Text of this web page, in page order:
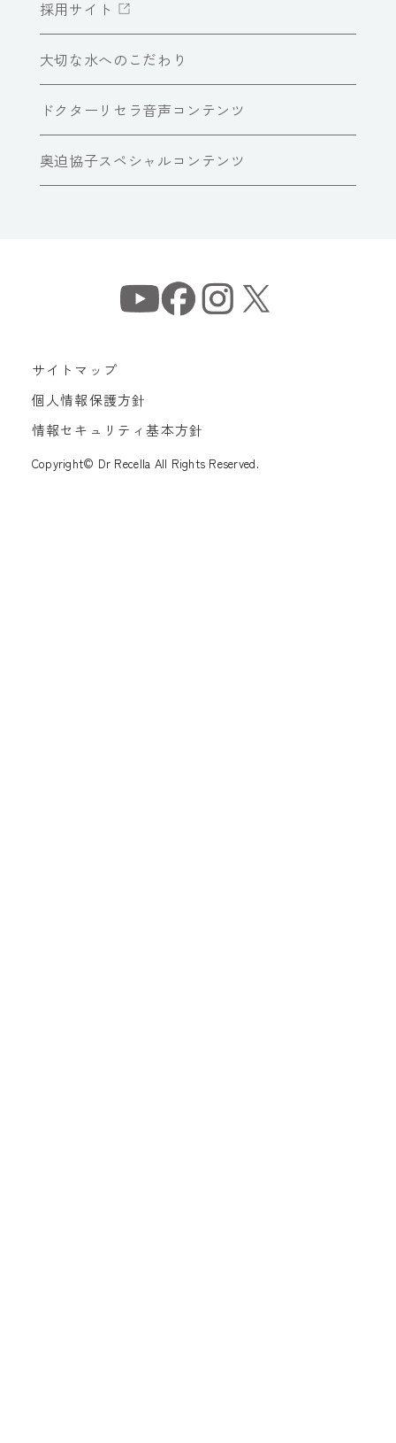
採用サイト
大切な水へのこだわり
ドクターリセラ音声コンテンツ
奥迫協子スペシャルコンテンツ
サイトマップ
個人情報保護方針
情報セキュリティ基本方針
Copyright© Dr Recella All Rights Reserved.